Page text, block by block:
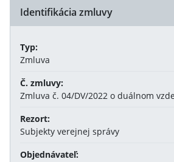
Identifikácia zmluvy
Typ:
Zmluva
Č. zmluvy:
Zmluva č. 04/DV/2022 o duálnom
Rezort:
Subjekty verejnej správy
Objednávateľ: